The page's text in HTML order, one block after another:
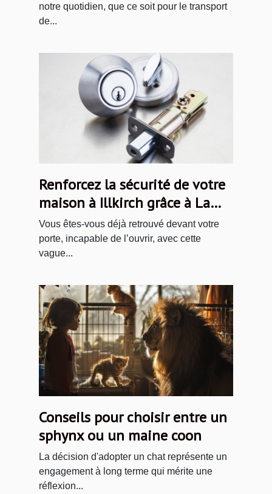
notre quotidien, que ce soit pour le transport
de...
Renforcez la sécurité de votre
maison à Illkirch grâce à La
Compagnie des Serruriers
Vous êtes-vous déjà retrouvé devant votre
porte, incapable de l’ouvrir, avec cette
vague...
Conseils pour choisir entre un
sphynx ou un maine coon
La décision d'adopter un chat représente un
engagement à long terme qui mérite une
réflexion...